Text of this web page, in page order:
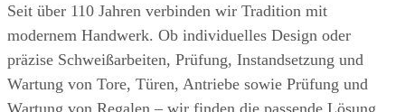
Seit über 110 Jahren verbinden wir Tradition mit
modernem Handwerk. Ob individuelles Design oder
präzise Schweißarbeiten, Prüfung, Instandsetzung und
Wartung von Tore, Türen, Antriebe sowie Prüfung und
Wartung von Regalen – wir finden die passende Lösung